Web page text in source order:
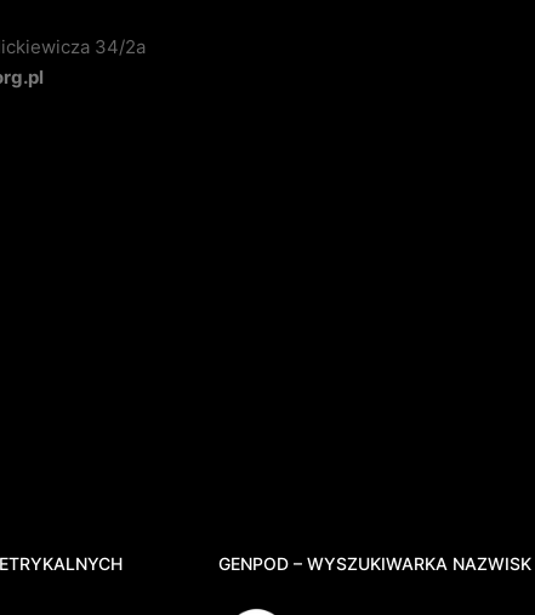
34/2a
GENPOD – WYSZUKIWARKA NAZWISK